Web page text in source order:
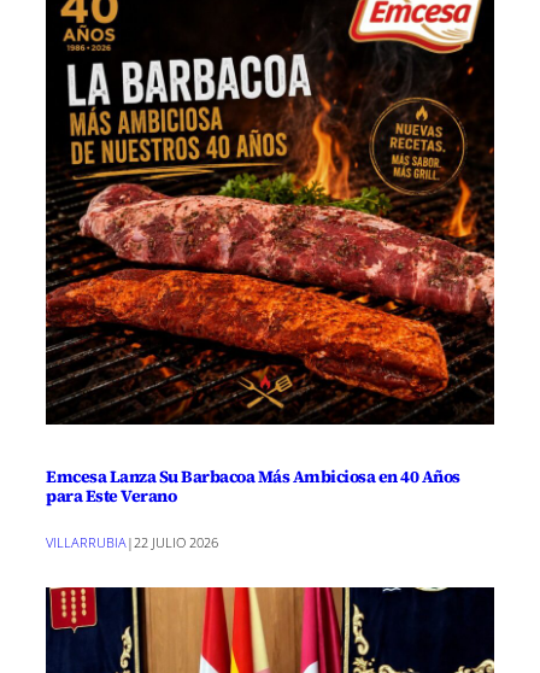
Emcesa Lanza Su Barbacoa Más Ambiciosa en 40 Años
para Este Verano
VILLARRUBIA|22 JULIO 2026